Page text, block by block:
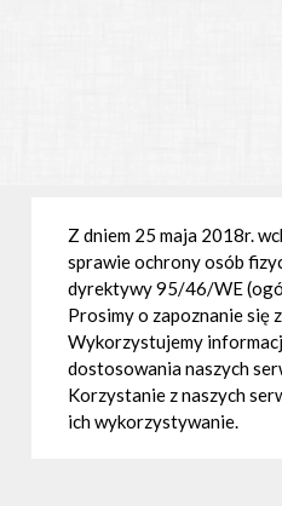
Z dniem 25 maja 2018r.
sprawie ochrony osób
dyrektywy 95/46/WE
Prosimy o zapoznanie się
Wykorzystujemy
dostosowania naszych
Korzystanie z naszych
ich wykorzystywanie.